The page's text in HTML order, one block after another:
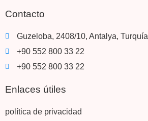
Contacto
Guzeloba, 2408/10, Antalya, Turquía
+90 552 800 33 22
+90 552 800 33 22
Enlaces útiles
política de privacidad